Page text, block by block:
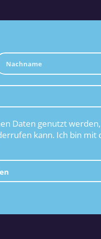
Daten genutzt
kann. Ich bin mit